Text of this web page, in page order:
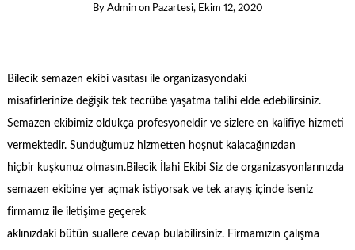
By Admin on Pazartesi, Ekim 12, 2020
Bilecik semazen ekibi vasıtası ile organizasyondaki
misafirlerinize değişik tek tecrübe yaşatma talihi elde edebilirsiniz.
Semazen ekibimiz oldukça profesyoneldir ve sizlere en kalifiye hizmeti
vermektedir. Sunduğumuz hizmetten hoşnut kalacağınızdan
hiçbir kuşkunuz olmasın.Bilecik İlahi Ekibi Siz de organizasyonlarınızda
semazen ekibine yer açmak istiyorsak ve tek arayış içinde iseniz
firmamız ile iletişime geçerek
aklınızdaki bütün suallere cevap bulabilirsiniz. Firmamızın çalışma